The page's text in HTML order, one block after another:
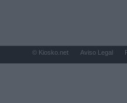
© Kiosko.net Aviso Legal